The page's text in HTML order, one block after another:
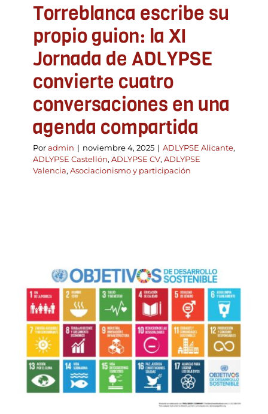
Torreblanca escribe su
propio guion: la XI
Jornada de ADLYPSE
convierte cuatro
conversaciones en una
agenda compartida
Poradmin | noviembre 4, 2025 | ADLYPSE Alicante,
ADLYPSE Castellón, ADLYPSE CV, ADLYPSE
Valencia, Asociacionismo y participación
FEPRODEL y su papel en
la V Asamblea de la Red
de Entidades Agenda
2030
ADLYPSE Alicante ADLYPSE Castellón ADLYPSE
ADLYPSE Valencia
Asociacionismo y